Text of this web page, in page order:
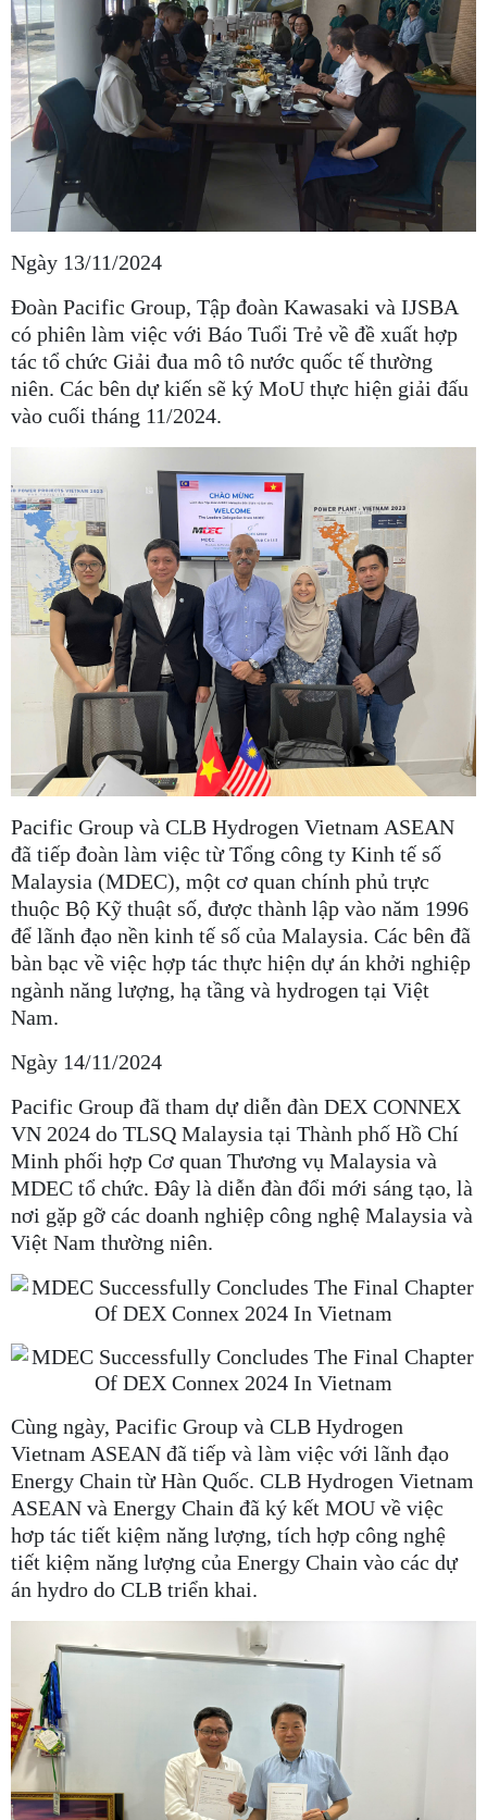
Ngày 13/11/2024
Đoàn Pacific Group, Tập đoàn Kawasaki và IJSBA
có phiên làm việc với Báo Tuổi Trẻ về đề xuất hợp
tác tổ chức Giải đua mô tô nước quốc tế thường
niên. Các bên dự kiến sẽ ký MoU thực hiện giải đấu
vào cuối tháng 11/2024.
Pacific Group và CLB Hydrogen Vietnam ASEAN
đã tiếp đoàn làm việc từ Tổng công ty Kinh tế số
Malaysia (MDEC), một cơ quan chính phủ trực
thuộc Bộ Kỹ thuật số, được thành lập vào năm 1996
để lãnh đạo nền kinh tế số của Malaysia. Các bên đã
bàn bạc về việc hợp tác thực hiện dự án khởi nghiệp
ngành năng lượng, hạ tầng và hydrogen tại Việt
Nam.
Ngày 14/11/2024
Pacific Group đã tham dự diễn đàn DEX CONNEX
VN 2024 do TLSQ Malaysia tại Thành phố Hồ Chí
Minh phối hợp Cơ quan Thương vụ Malaysia và
MDEC tổ chức. Đây là diễn đàn đổi mới sáng tạo, là
nơi gặp gỡ các doanh nghiệp công nghệ Malaysia và
Việt Nam thường niên.
Cùng ngày, Pacific Group và CLB Hydrogen
Vietnam ASEAN đã tiếp và làm việc với lãnh đạo
Energy Chain từ Hàn Quốc. CLB Hydrogen Vietnam
ASEAN và Energy Chain đã ký kết MOU về việc
hơp tác tiết kiệm năng lượng, tích hợp công nghệ
tiết kiệm năng lượng của Energy Chain vào các dự
án hydro do CLB triển khai.